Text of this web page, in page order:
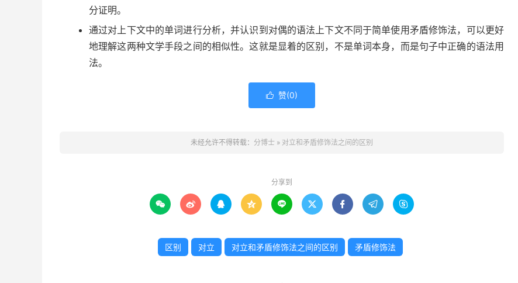
分证明。
通过对上下文中的单词进行分析，并认识到对偶的语法上下文不同于简单使用矛盾修饰法，可以更好
地理解这两种文学手段之间的相似性。这就是显着的区别，不是单词本身，而是句子中正确的语法用
法。
 赞(0)
未经允许不得转载： 分博士 » 对立和矛盾修饰法之间的区别
分享到
        
区别 对立 对立和矛盾修饰法之间的区别 矛盾修饰法